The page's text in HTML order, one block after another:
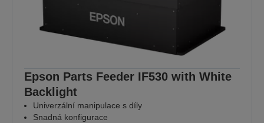
Epson Parts Feeder IF530 with White
Backlight
Univerzální manipulace s díly
Snadná konfigurace